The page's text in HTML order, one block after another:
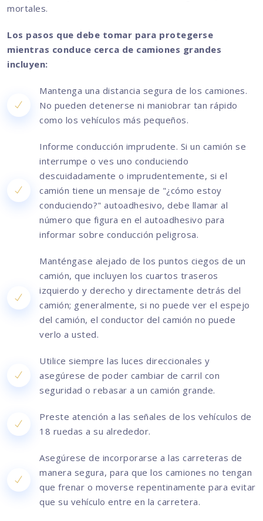
mortales.
Los pasos que debe tomar para protegerse
mientras conduce cerca de camiones grandes
incluyen:
Mantenga una distancia segura de los camiones.
No pueden detenerse ni maniobrar tan rápido
como los vehículos más pequeños.
Informe conducción imprudente. Si un camión se
interrumpe o ves uno conduciendo
descuidadamente o imprudentemente, si el
camión tiene un mensaje de "¿cómo estoy
conduciendo?" autoadhesivo, debe llamar al
número que figura en el autoadhesivo para
informar sobre conducción peligrosa.
Manténgase alejado de los puntos ciegos de un
camión, que incluyen los cuartos traseros
izquierdo y derecho y directamente detrás del
camión; generalmente, si no puede ver el espejo
del camión, el conductor del camión no puede
verlo a usted.
Utilice siempre las luces direccionales y
asegúrese de poder cambiar de carril con
seguridad o rebasar a un camión grande.
Preste atención a las señales de los vehículos de
18 ruedas a su alrededor.
Asegúrese de incorporarse a las carreteras de
manera segura, para que los camiones no tengan
que frenar o moverse repentinamente para evitar
que su vehículo entre en la carretera.